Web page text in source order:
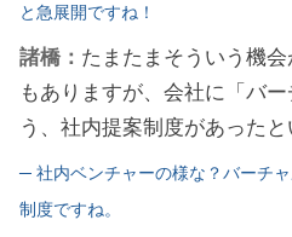
と急展開ですね！
諸橋： たまたまそういう機
もありますが、会社に「バ
う、社内提案制度があったと
─ 社内ベンチャーの様な？バーチ
制度ですね。